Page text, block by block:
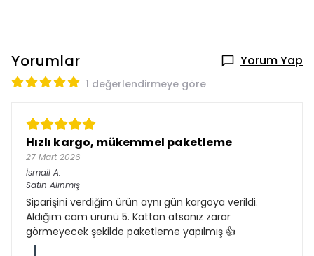
Yorumlar Yorum Yap
1 değerlendirmeye göre
Hızlı kargo, mükemmel paketleme
27 Mart 2026
İsmail A.
Satın Alınmış
Siparişini verdiğim ürün aynı gün kargoya verildi.
Aldığım cam ürünü 5. Kattan atsanız zarar
görmeyecek şekilde paketleme yapılmış 👍